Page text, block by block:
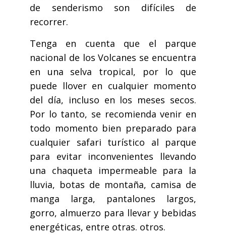
de senderismo son difíciles de
recorrer.
Tenga en cuenta que el parque
nacional de los Volcanes se encuentra
en una selva tropical, por lo que
puede llover en cualquier momento
del día, incluso en los meses secos.
Por lo tanto, se recomienda venir en
todo momento bien preparado para
cualquier safari turístico al parque
para evitar inconvenientes llevando
una chaqueta impermeable para la
lluvia, botas de montaña, camisa de
manga larga, pantalones largos,
gorro, almuerzo para llevar y bebidas
energéticas, entre otras. otros.